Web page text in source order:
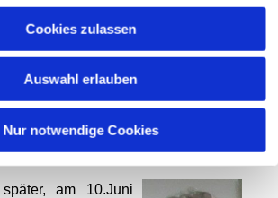
Cookies zulassen
Auswahl erlauben
Nur notwendige Cookies
die katholischen Geistlichen
Pater Dechene an diese die Bitte
zur Gründung einer ständigen
die ihm dann auch 1775 am
der Nr. 44 gewährt wurde.
am 10.Juni